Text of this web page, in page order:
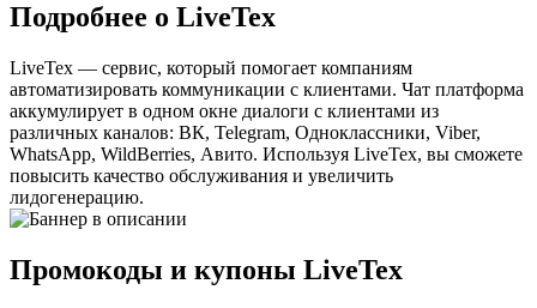
Подробнее о LiveTex
LiveTex — сервис, который помогает компаниям
автоматизировать коммуникации с клиентами. Чат платформа
аккумулирует в одном окне диалоги с клиентами из
различных каналов: ВК, Telegram, Одноклассники, Viber,
WhatsApp, WildBerries, Авито. Используя LiveTex, вы сможете
повысить качество обслуживания и увеличить
лидогенерацию.
Промокоды и купоны LiveTex